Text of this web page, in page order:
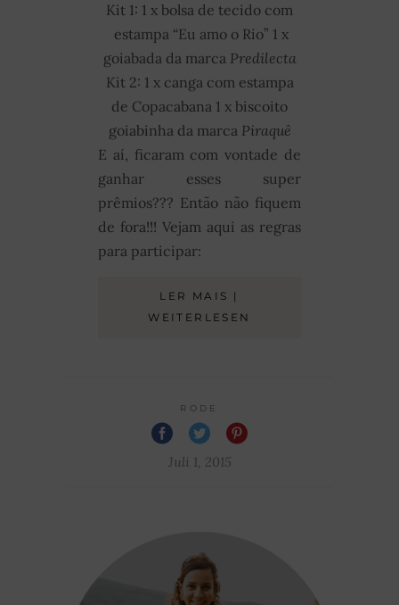
Kit 1: 1 x bolsa de tecido com
estampa “Eu amo o Rio” 1 x
goiabada da marca Predilecta
Kit 2: 1 x canga com estampa
de Copacabana 1 x biscoito
goiabinha da marca Piraquê
E aí, ficaram com vontade de
ganhar esses super
prêmios??? Então não fiquem
de fora!!! Vejam aqui as regras
para participar:
LER MAIS |
WEITERLESEN
RODE
Juli 1, 2015